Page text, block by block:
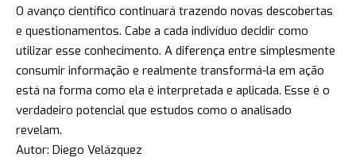
O avanço científico continuará trazendo novas descobertas
e questionamentos. Cabe a cada indivíduo decidir como
utilizar esse conhecimento. A diferença entre simplesmente
consumir informação e realmente transformá-la em ação
está na forma como ela é interpretada e aplicada. Esse é o
verdadeiro potencial que estudos como o analisado
revelam.
Autor: Diego Velázquez